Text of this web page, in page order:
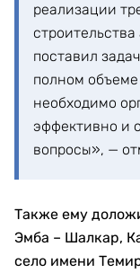
реализации
поставил
полном
необходимо
эффективно и
вопросы», —
Также ему
Эмба – Шалкар,
село имени